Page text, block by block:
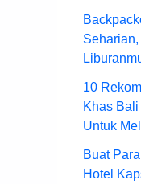
10
Khas
Untuk
Buat
Hotel